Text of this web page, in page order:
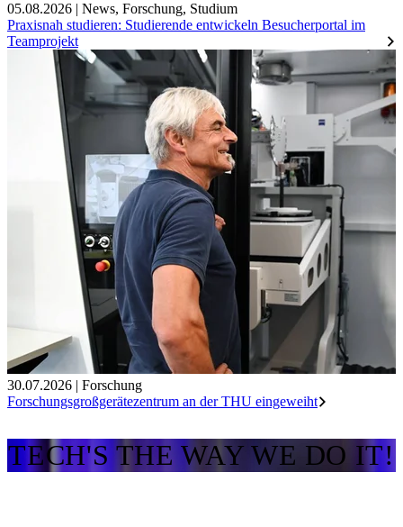
05.08.2026 | News, Forschung, Studium
Praxisnah studieren: Studierende entwickeln Besucherportal im
Teamprojekt
30.07.2026 | Forschung
Forschungsgroßgerätezentrum an der THU eingeweiht
TECH'S THE WAY WE DO IT!